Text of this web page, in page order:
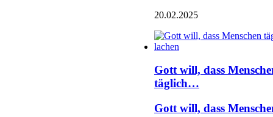
20.02.2025
Gott will, dass
täglich…
Gott will, dass